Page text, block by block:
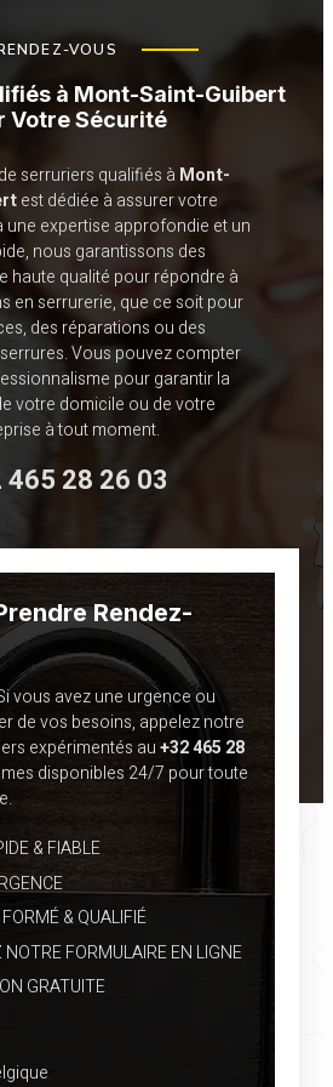
VOUS
à Mont-Saint-Guibert
Votre Sécurité
serruriers qualifiés à Mont-
est dédiée à assurer votre
une expertise approfondie et un
nous garantissons des
haute qualité pour répondre à
en serrurerie, que ce soit pour
des réparations ou des
Vous pouvez compter
pour garantir la
votre domicile ou de votre
à tout moment.
465 28 26 03
Rendez-
vous avez une urgence ou
de vos besoins, appelez notre
expérimentés au+32 465 28
disponibles 24/7 pour toute
& FIABLE
& QUALIFIÉ
FORMULAIRE EN LIGNE
GRATUITE